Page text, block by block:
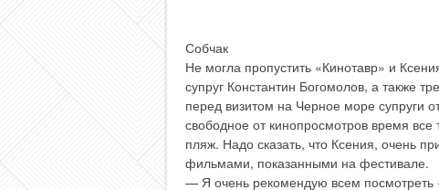
Собчак
Не могла пропустить «Кинотавр» и
супруг Константин Богомолов, а также
перед визитом на Черное море супруги
свободное от кинопросмотров время
пляж. Надо сказать, что Ксения, очень
фильмами, показанными на фестивале.
— Я очень рекомендую всем посмотреть